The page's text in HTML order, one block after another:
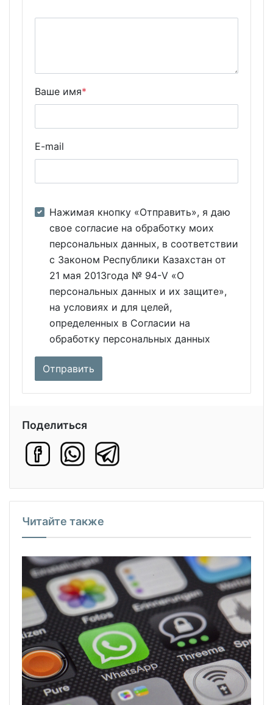
Ваше имя*
E-mail
Нажимая кнопку «Отправить», я даю
свое согласие на обработку моих
персональных данных, в соответствии
с Законом Республики Казахстан от
21 мая 2013года № 94-V «О
персональных данных и их защите»,
на условиях и для целей,
определенных в Согласии на
обработку персональных данных
Поделиться
Читайте также